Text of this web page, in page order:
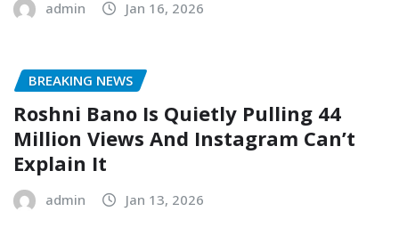
admin Jan 16, 2026
BREAKING NEWS
Roshni Bano Is Quietly Pulling 44
Million Views And Instagram Can’t
Explain It
admin Jan 13, 2026